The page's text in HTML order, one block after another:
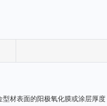
表面的阳极氧化膜或涂层厚度